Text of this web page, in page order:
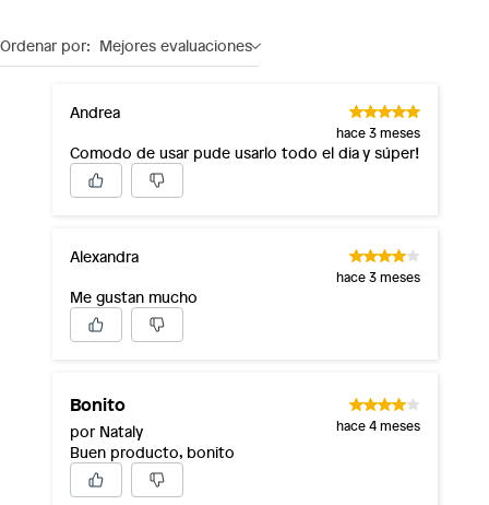
Ordenar por: Mejores evaluaciones
Andrea
hace 3 meses
Comodo de usar pude usarlo todo el dia y súper!
Alexandra
hace 3 meses
Me gustan mucho
Bonito
por Nataly hace 4 meses
Buen producto, bonito